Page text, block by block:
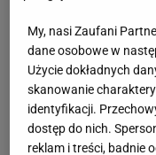
My, nasi Zaufani
dane osobowe w
Użycie dokładnych
skanowanie
identyfikacji.
dostęp do nich.
reklam i treści, badnie